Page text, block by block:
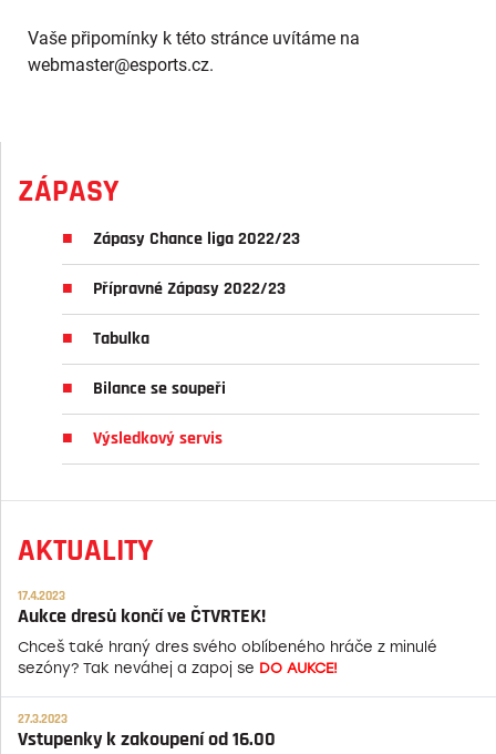
Vaše připomínky k této stránce uvítáme na
webmaster@esports.cz.
ZÁPASY
Zápasy Chance liga 2022/23
Přípravné Zápasy 2022/23
Tabulka
Bilance se soupeři
Výsledkový servis
AKTUALITY
17.4.2023
Aukce dresů končí ve ČTVRTEK!
Chceš také hraný dres svého oblíbeného hráče z minulé
sezóny? Tak neváhej a zapoj se DO AUKCE!
27.3.2023
Vstupenky k zakoupení od 16.00